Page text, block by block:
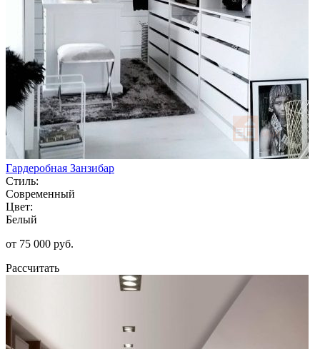
Гардеробная Занзибар
Стиль:
Современный
Цвет:
Белый
от 75 000 руб.
Рассчитать